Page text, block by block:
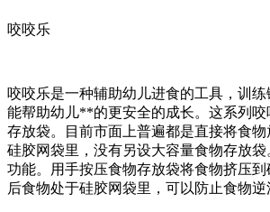
咬咬乐
咬咬乐是一种辅助幼儿进食的工具，训练
能帮助幼儿**的更安全的成长。这系列
存放袋。目前市面上普遍都是直接将食
硅胶网袋里，没有另设大容量食物存放
功能。用手按压食物存放袋将食物挤压
后食物处于硅胶网袋里，可以防止食物逆